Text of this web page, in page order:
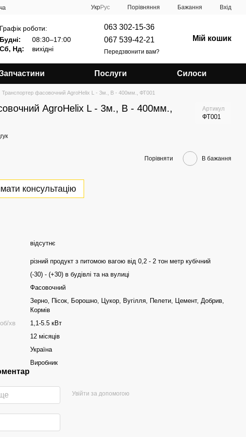
УкрРус Порівняння Бажання Вхід
Графік роботи:
Будні:
08:30–17:00
Сб, Нд:
вихідні
063 302-15-36
067 539-42-21
Передзвонити вам?
Мій кошик
Послуги Силоси
Транспортер фасовочний AgroHelix L - 3м., B - 400мм., ФТ001
AgroHelix L - 3м., B - 400мм.,
Артикул
ФТ001
Порівняти В бажання
консультацію
відсутнє
різний продукт з питомою вагою від 0,2 - 2 тон метр кубічний
(-30) - (+30) в будівлі та на вулиці
Фасовочний
Зерно, Пісок, Борошно, Цукор, Вугілля, Пелети, Цемент, Добрив,
Кормів
хв
1,1-5.5 кВт
12 місяців
Україна
Виробник
Увійти за допомогою